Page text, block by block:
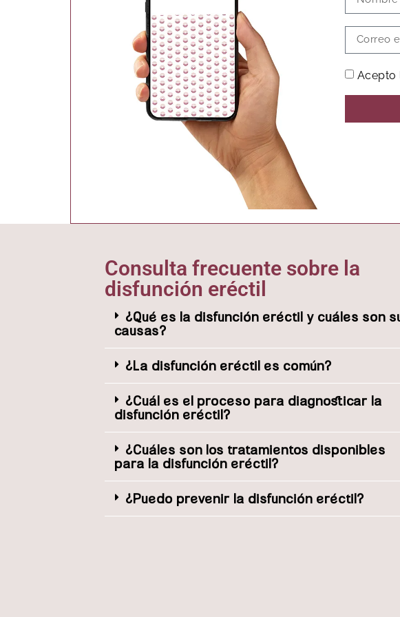
Acepto
Consulta frecuente sobre la
disfunción eréctil
¿Qué es la disfunción eréctil y cuáles son
causas?
¿La disfunción eréctil es común?
¿Cuál es el proceso para diagnosticar la
disfunción eréctil?
¿Cuáles son los tratamientos disponibles
para la disfunción eréctil?
¿Puedo prevenir la disfunción eréctil?